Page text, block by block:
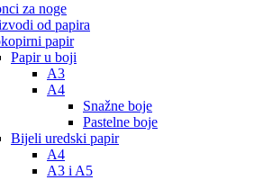
za noge
od papira
papir
Papir u boji
A3
A4
Snažne boje
Pastelne boje
Bijeli uredski papir
A4
A3 i A5